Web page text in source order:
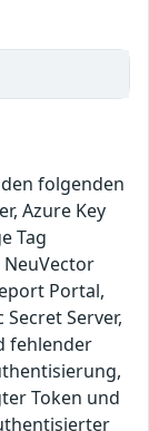
folgenden
Azure Key
Tag
NeuVector
Portal,
Server,
fehlender
Token und